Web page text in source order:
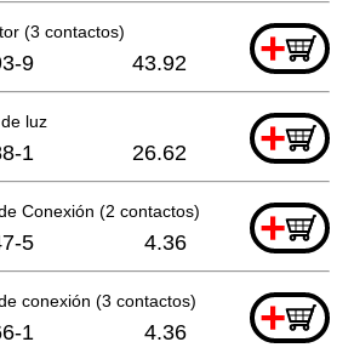
(3 contactos) +
9 43.92
luz +
1 26.62
Conexión (2 contactos) +
5 4.36
conexión (3 contactos) +
1 4.36